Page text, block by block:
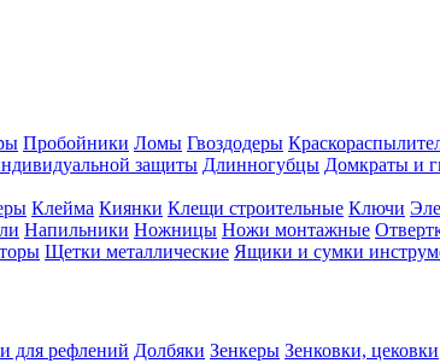
Пробойники Ломы Гвоздодеры
защиты Длинногубцы Домкраты и
Клейма Киянки Клещи строительные Ключи
Напильники Ножницы Ножи монтажные
Щетки металлические Ящики и сумки
для рефлений Долбяки Зенкеры Зенковки, цековки